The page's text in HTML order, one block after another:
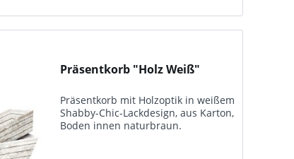
Präsentkorb "Holz Weiß"
Präsentkorb mit Holz­optik in weißem
Shabby-Chic-Lack­design, aus Karton,
Boden innen natur­braun.